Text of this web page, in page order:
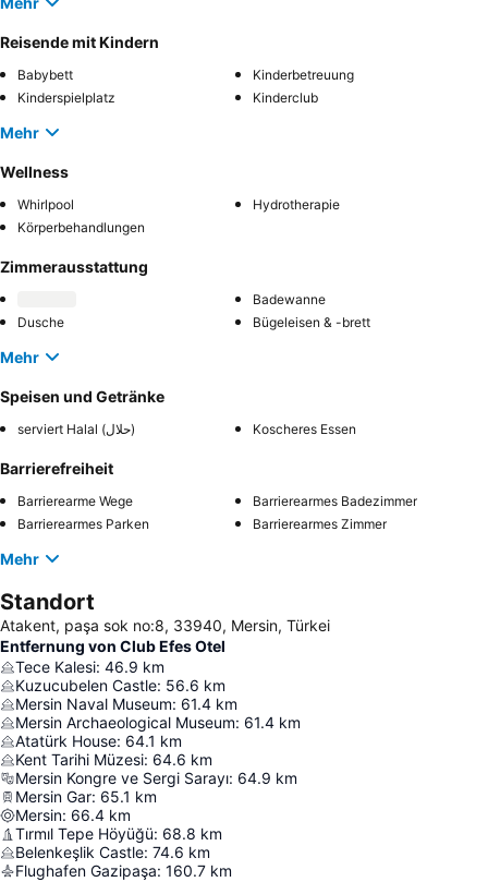
Reisende mit Kindern
Babybett
Kinderbetreuung
Kinderspielplatz
Kinderclub
Mehr
Wellness
Whirlpool
Hydrotherapie
Körperbehandlungen
Zimmerausstattung
Badewanne
Dusche
Bügeleisen & -brett
Mehr
Speisen und Getränke
serviert Halal (حلال) Koscheres Essen
Barrierefreiheit
Barrierearme Wege
Barrierearmes Badezimmer
Barrierearmes Parken
Barrierearmes Zimmer
Mehr
Standort
Atakent, paşa sok no:8, 33940, Mersin, Türkei
Entfernung von Club Efes Otel
Tece Kalesi: 46.9 km
Kuzucubelen Castle: 56.6 km
Mersin Naval Museum: 61.4 km
Mersin Archaeological Museum: 61.4 km
Atatürk House: 64.1 km
Kent Tarihi Müzesi: 64.6 km
Mersin Kongre ve Sergi Sarayı: 64.9 km
Mersin Gar: 65.1 km
Mersin: 66.4 km
Tırmıl Tepe Höyüğü: 68.8 km
Belenkeşlik Castle: 74.6 km
Flughafen Gazipaşa: 160.7 km